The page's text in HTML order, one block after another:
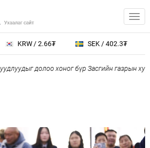
/ 2.66₮ SEK / 402.3₮
долоо хоног бүр Засгийн газрын